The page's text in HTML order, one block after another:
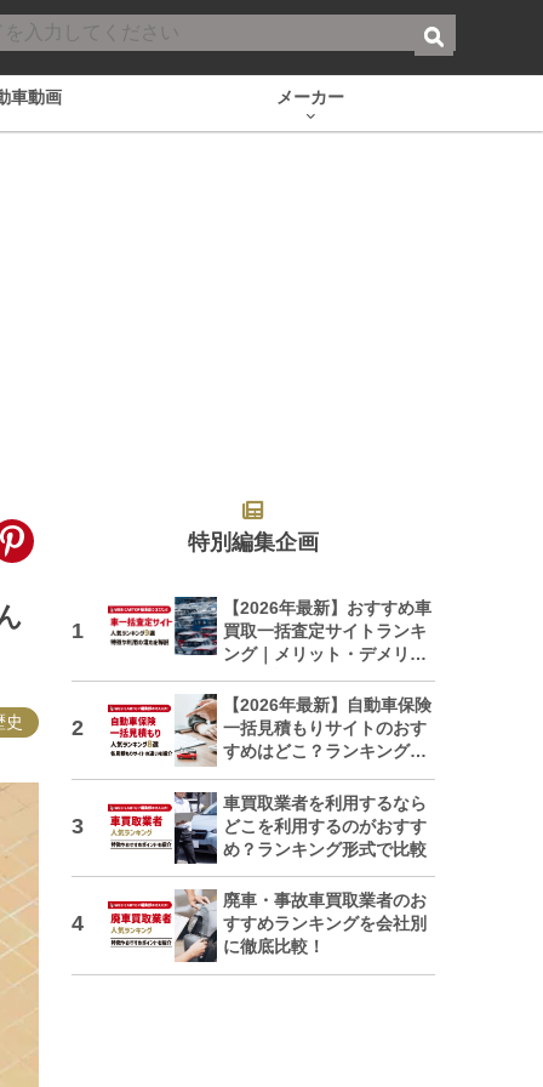
車動画 メーカー
史
特別編集企画
【2026年最新】おすすめ車
買取一括査定サイトランキ
ング｜メリット・デメリッ
トも解説
【2026年最新】自動車保険
一括見積もりサイトのおす
すめはどこ？ランキングで
車買取業者を利用するなら
どこを利用するのがおすす
め？ランキング形式で比較
廃車・事故車買取業者のお
すすめランキングを会社別
に徹底比較！